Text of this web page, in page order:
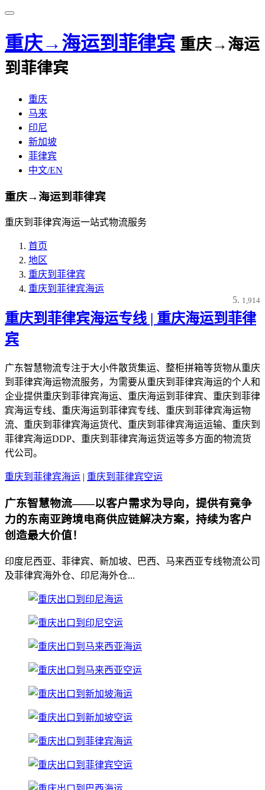
重庆→海运到菲律宾 重庆→海运
到菲律宾
重庆
马来
印尼
新加坡
菲律宾
中文/EN
重庆→海运到菲律宾
重庆到菲律宾海运一站式物流服务
首页
地区
重庆到菲律宾
重庆到菲律宾海运
1,914
重庆到菲律宾海运专线 | 重庆海运到菲律
宾
广东智慧物流专注于大小件散货集运、整柜拼箱等货物从重庆
到菲律宾海运物流服务，为需要从重庆到菲律宾海运的个人和
企业提供重庆到菲律宾海运、重庆海运到菲律宾、重庆到菲律
宾海运专线、重庆海运到菲律宾专线、重庆到菲律宾海运物
流、重庆到菲律宾海运货代、重庆到菲律宾海运运输、重庆到
菲律宾海运DDP、重庆到菲律宾海运货运等多方面的物流货
代公司。
重庆到菲律宾海运 | 重庆到菲律宾空运
广东智慧物流——以客户需求为导向，提供有竟争
力的东南亚跨境电商供应链解决方案，持续为客户
创造最大价值！
印度尼西亚、菲律宾、新加坡、巴西、马来西亚专线物流公司
及菲律宾海外仓、印尼海外仓...